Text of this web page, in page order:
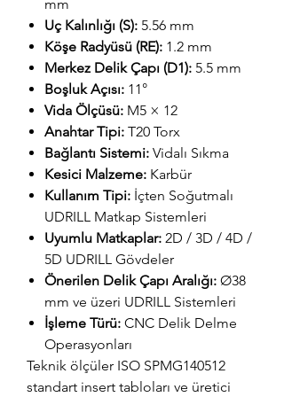
mm
Uç Kalınlığı (S): 5.56 mm
Köşe Radyüsü (RE): 1.2 mm
Merkez Delik Çapı (D1): 5.5 mm
Boşluk Açısı: 11°
Vida Ölçüsü: M5 × 12
Anahtar Tipi: T20 Torx
Bağlantı Sistemi: Vidalı Sıkma
Kesici Malzeme: Karbür
Kullanım Tipi: İçten Soğutmalı
UDRILL Matkap Sistemleri
Uyumlu Matkaplar: 2D / 3D / 4D /
5D UDRILL Gövdeler
Önerilen Delik Çapı Aralığı: Ø38
mm ve üzeri UDRILL Sistemleri
İşleme Türü: CNC Delik Delme
Operasyonları
Teknik ölçüler ISO SPMG140512
standart insert tabloları ve üretici